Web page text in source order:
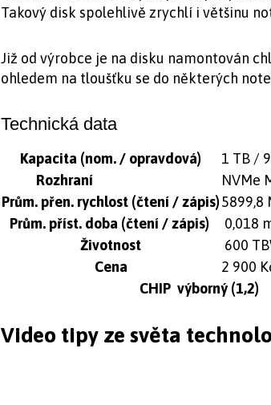
Takový disk spolehlivě zrychlí i většinu
Již od výrobce je na disku namontován
ohledem na tloušťku se do některých
Technická data
Kapacita (nom. / opravdová)
1 TB /
Rozhraní
NVMe
Prům. přen. rychlost (čtení / zápis)5899,8
Prům. příst. doba (čtení / zápis)
0,018
Životnost
600
Cena
2 900
CHIP výborný (1,2)
Video tipy ze světa